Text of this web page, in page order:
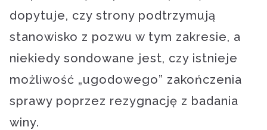
dopytuje, czy strony podtrzymują
stanowisko z pozwu w tym zakresie, a
niekiedy sondowane jest, czy istnieje
możliwość „ugodowego” zakończenia
sprawy poprzez rezygnację z badania
winy.